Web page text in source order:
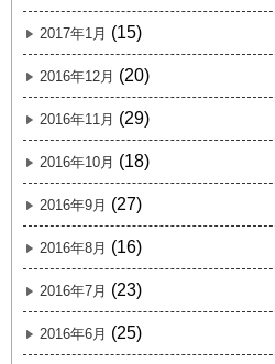
2017年1月 (15)
2016年12月 (20)
2016年11月 (29)
2016年10月 (18)
2016年9月 (27)
2016年8月 (16)
2016年7月 (23)
2016年6月 (25)